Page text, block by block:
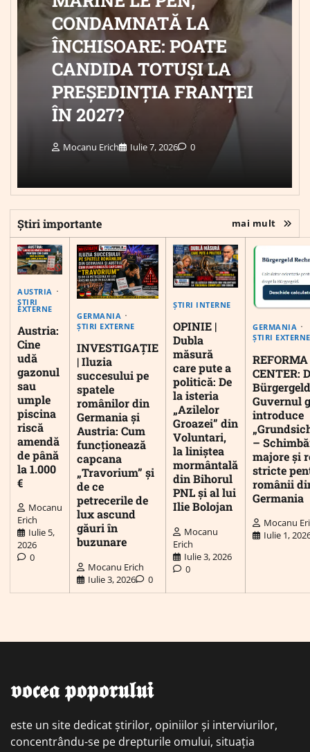
CONDAMNATĂ LA
ÎNCHISOARE: POATE
CANDIDA TOTUȘI LA
PREȘEDINȚIA FRANȚEI
ÎN 2027?
Mocanu Erich Iulie 7, 2026 0
Știri importante mai mult
AUSTRIA
ȘTIRI
EXTERNE
Austria:
Cine
udă
gazonul
sau
umple
piscina
riscă
amendă
de până
la 1.000
€
Mocanu
Erich
Iulie 5,
2026
0
GERMANIA
ȘTIRI EXTERNE
INVESTIGAȚIE
| Iluzia
succesului pe
spatele
românilor din
Germania și
Austria: Cum
funcționează
capcana
„Travorium” și
de ce
petrecerile de
lux ascund
găuri în
buzunare
Mocanu Erich
Iulie 3, 2026
0
ȘTIRI INTERNE
OPINIE |
Dubla
măsură
care pute a
politică: De
la isteria
„Azilelor
Groazei” din
Voluntari,
la liniștea
mormântală
din Bihorul
PNL și al lui
Ilie Bolojan
Mocanu
Erich
Iulie 3, 2026
0
GERMANIA
ȘTIRI EXTERNE
CENTER:
Guvernul
introduce
–
majore și
stricte
românii
Germania
Mocanu
Iulie 1,
𝖛𝖔𝖈𝖊𝖆 𝖕𝖔𝖕𝖔𝖗𝖚𝖑𝖚𝖎
este un site dedicat știrilor, opiniilor și interviurilor,
concentrându-se pe drepturile omului, situația